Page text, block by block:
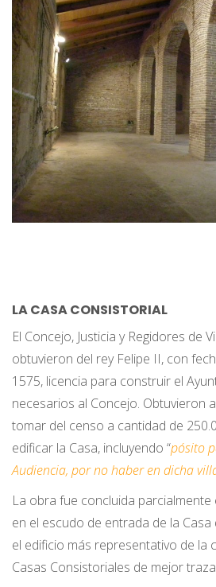
LA CASA CONSISTORIAL
El Concejo, Justicia y Regidores de
obtuvieron del rey Felipe II, con
1575, licencia para construir el
necesarios al Concejo. Obtuvieron
tomar del censo a cantidad de
edificar la Casa, incluyendo “pósito
Audiencia, por no haber en dicha
La obra fue concluida parcialmente
en el escudo de entrada de la Casa
el edificio más representativo de la
Casas Consistoriales de mejor